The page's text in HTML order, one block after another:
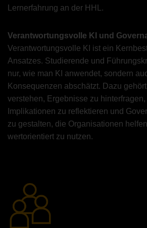
Lernerfahrung an der HHL.
Verantwortungsvolle KI und
Verantwortungsvolle KI ist ein
Ansatzes. Studierende und
nur, wie man KI anwendet, sondern
Konsequenzen abschätzt. Dazu
verstehen, Ergebnisse zu
Implikationen zu reflektieren und
zu gestalten, die Organisationen
wertorientiert zu nutzen.